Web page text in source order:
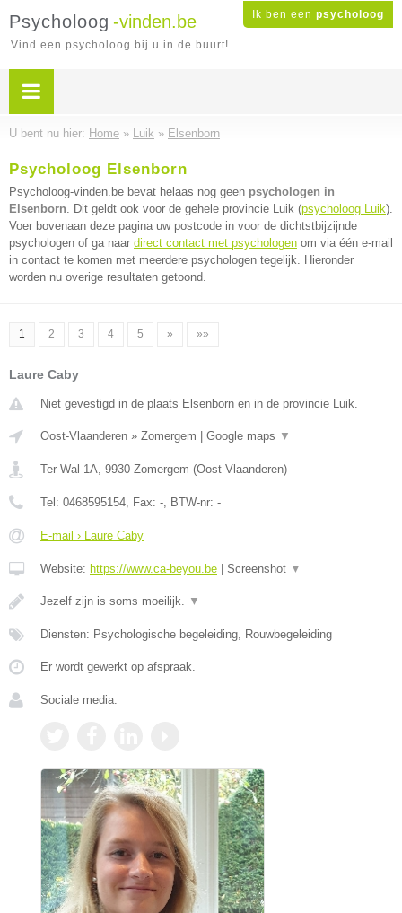
Ik ben een psycholoog
Psycholoog -vinden.be
Vind een psycholoog bij u in de buurt!
U bent nu hier: Home » Luik » Elsenborn
Psycholoog Elsenborn
Psycholoog-vinden.be bevat helaas nog geen psychologen in
Elsenborn. Dit geldt ook voor de gehele provincie Luik (psycholoog Luik).
Voer bovenaan deze pagina uw postcode in voor de dichtstbijzijnde
psychologen of ga naar direct contact met psychologen om via één e-mail
in contact te komen met meerdere psychologen tegelijk. Hieronder
worden nu overige resultaten getoond.
1 2 3 4 5 » »»
Laure Caby
Niet gevestigd in de plaats Elsenborn en in de provincie Luik.
Oost-Vlaanderen » Zomergem Google maps ▼
Ter Wal 1A, 9930 Zomergem (Oost-Vlaanderen)
Tel: 0468595154, Fax: -, BTW-nr: -
E-mail › Laure Caby
Website: https://www.ca-beyou.be Screenshot ▼
Jezelf zijn is soms moeilijk. ▼
Diensten: Psychologische begeleiding, Rouwbegeleiding
Er wordt gewerkt op afspraak.
Sociale media: